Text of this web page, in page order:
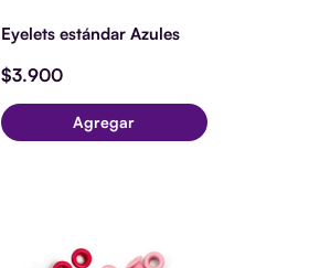
Eyelets estándar Azules
$3.900
Agregar
estandar
Rojo